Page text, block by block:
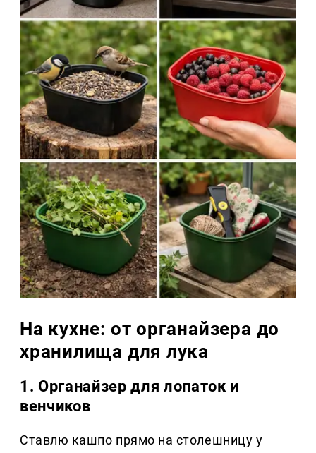
На кухне: от органайзера до
хранилища для лука
1. Органайзер для лопаток и
венчиков
Ставлю кашпо прямо на столешницу у